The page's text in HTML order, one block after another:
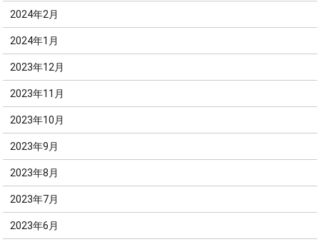
2024年2月
2024年1月
2023年12月
2023年11月
2023年10月
2023年9月
2023年8月
2023年7月
2023年6月